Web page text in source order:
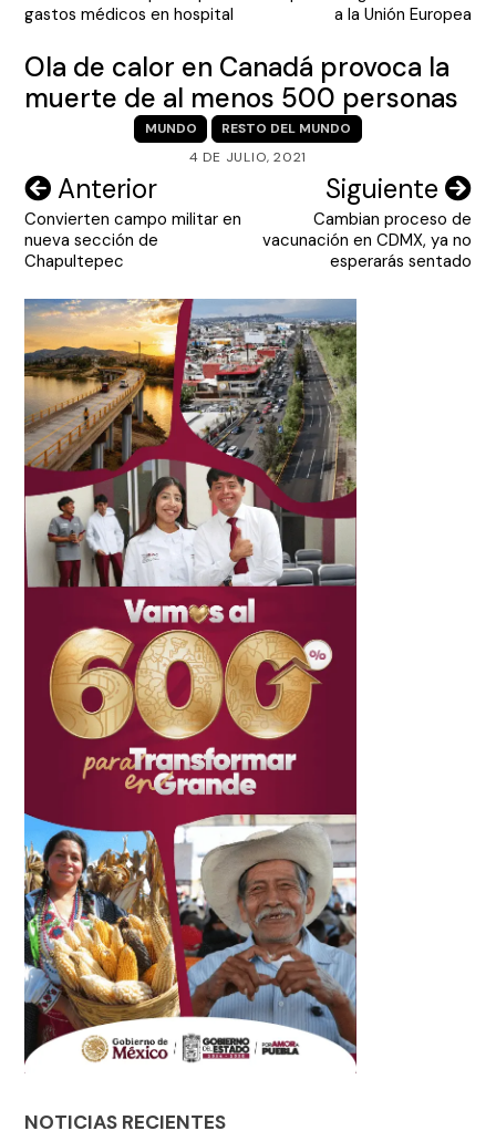
entradas
gastos médicos en hospital
a la Unión Europea
Ola de calor en Canadá provoca la
muerte de al menos 500 personas
MUNDO
RESTO DEL MUNDO
4 DE JULIO, 2021
Navegación
de
entradas
Anterior
Convierten campo militar en
nueva sección de
Chapultepec
Siguiente
Cambian proceso de
vacunación en CDMX, ya no
esperarás sentado
NOTICIAS RECIENTES